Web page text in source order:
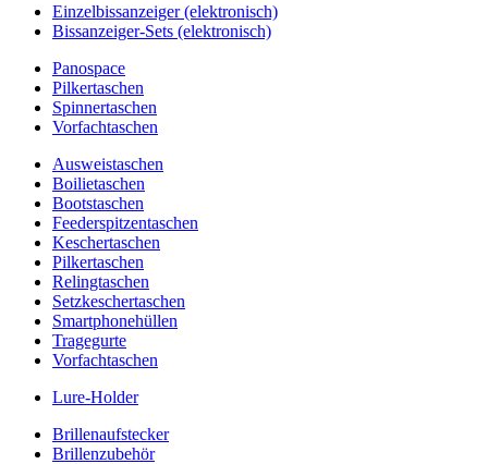
Einzelbissanzeiger (elektronisch)
Bissanzeiger-Sets (elektronisch)
Panospace
Pilkertaschen
Spinnertaschen
Vorfachtaschen
Ausweistaschen
Boilietaschen
Bootstaschen
Feederspitzentaschen
Keschertaschen
Pilkertaschen
Relingtaschen
Setzkeschertaschen
Smartphonehüllen
Tragegurte
Vorfachtaschen
Lure-Holder
Brillenaufstecker
Brillenzubehör